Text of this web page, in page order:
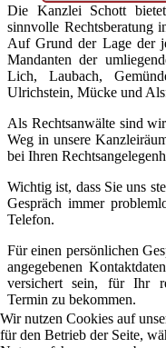
Die Kanzlei Schott
sinnvolle Rechtsberatung
Auf Grund der Lage der
Mandanten der
Lich, Laubach,
Ulrichstein, Mücke und
Als Rechtsanwälte sind
Weg in unsere
bei Ihren
Wichtig ist, dass Sie uns
Gespräch immer
Telefon.
Für einen persönlichen
angegebenen
versichert sein, für Ihr
Termin zu bekommen.
Wir nutzen Cookies auf
für den Betrieb der Seite,